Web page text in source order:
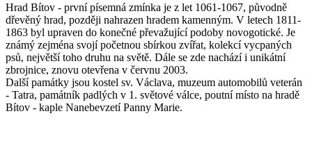
Hrad Bítov - první písemná zmínka je z let 1061-1067, původně
dřevěný hrad, později nahrazen hradem kamenným. V letech 1811-
1863 byl upraven do konečné převažující podoby novogotické. Je
známý zejména svojí početnou sbírkou zvířat, kolekcí vycpaných
psů, největší toho druhu na světě. Dále se zde nachází i unikátní
zbrojnice, znovu otevřena v červnu 2003.
Další památky jsou kostel sv. Václava, muzeum automobilů veterán
- Tatra, památník padlých v 1. světové válce, poutní místo na hradě
Bítov - kaple Nanebevzetí Panny Marie.